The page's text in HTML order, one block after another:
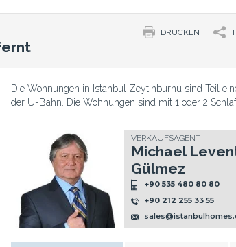
DRUCKEN
Die Wohnungen in Istanbul Zeytinburnu sind Teil
der U-Bahn. Die Wohnungen sind mit 1 oder 2
VERKAUFSAGENT
Michael
Gülmez
+90 535 480 80 80
+90 212 255 33 55